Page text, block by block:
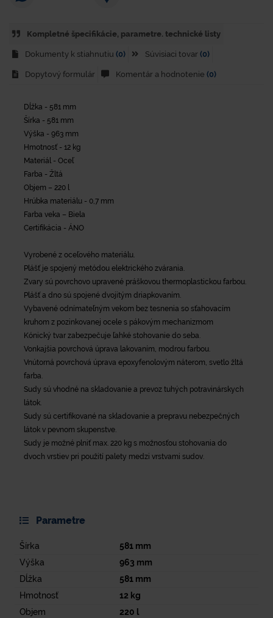
Kompletné špecifikácie, parametre. technické listy
Dokumenty k stiahnutiu (0) Súvisiaci tovar (0)
Dopytový formulár Komentár a hodnotenie (0)
Dĺžka - 581 mm
Šírka - 581 mm
Výška - 963 mm
Hmotnosť - 12 kg
Materiál - Oceľ
Farba - Žltá
Objem – 220 l
Hrúbka materiálu - 0,7 mm
Farba veka – Biela
Certifikácia - ÁNO
Vyrobené z oceľového materiálu.
Plášť je spojený metódou elektrického zvárania.
Zvary sú povrchovo upravené práškovou thermoplastickou farbou.
Plášť a dno sú spojené dvojitým driapkovaním.
Vybavené odnímateľným vekom bez tesnenia so sťahovacím
kruhom z pozinkovanej ocele s pákovým mechanizmom
Kónický tvar zabezpečuje ľahké stohovanie do seba.
Vonkajšia povrchová úprava lakovaním, modrou farbou.
Vnútorná povrchová úprava epoxyfenolovým náterom, svetlo žltá
farba.
Sudy sú vhodné na skladovanie a prevoz tuhých potravinárskych
látok.
Sudy sú certifikované na skladovanie a prepravu nebezpečných
látok v pevnom skupenstve.
Sudy je možné plniť max. 220 kg s možnosťou stohovania do
dvoch vrstiev pri použití palety medzi vrstvami sudov.
Parametre
Šírka 581mm
Výška
963 mm
Dĺžka
581mm
Hmotnosť
12 kg
Objem
220 l